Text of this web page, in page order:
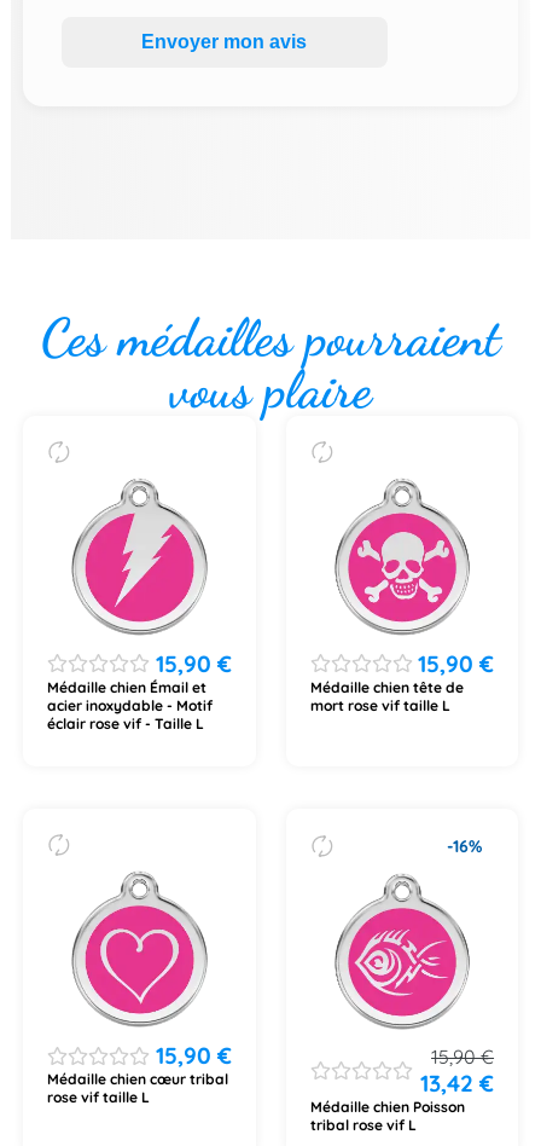
Envoyer mon avis
Ces médailles pourraient
vous plaire
15,90 €
Médaille chien Émail et
acier inoxydable - Motif
éclair rose vif - Taille L
15,90€
Médaille chien tête de
mort rose vif taille L
15,90 €
Médaille chien cœur tribal
rose vif taille L
-16%
15,90€
13,42€
Médaille chien Poisson
tribal rose vif L